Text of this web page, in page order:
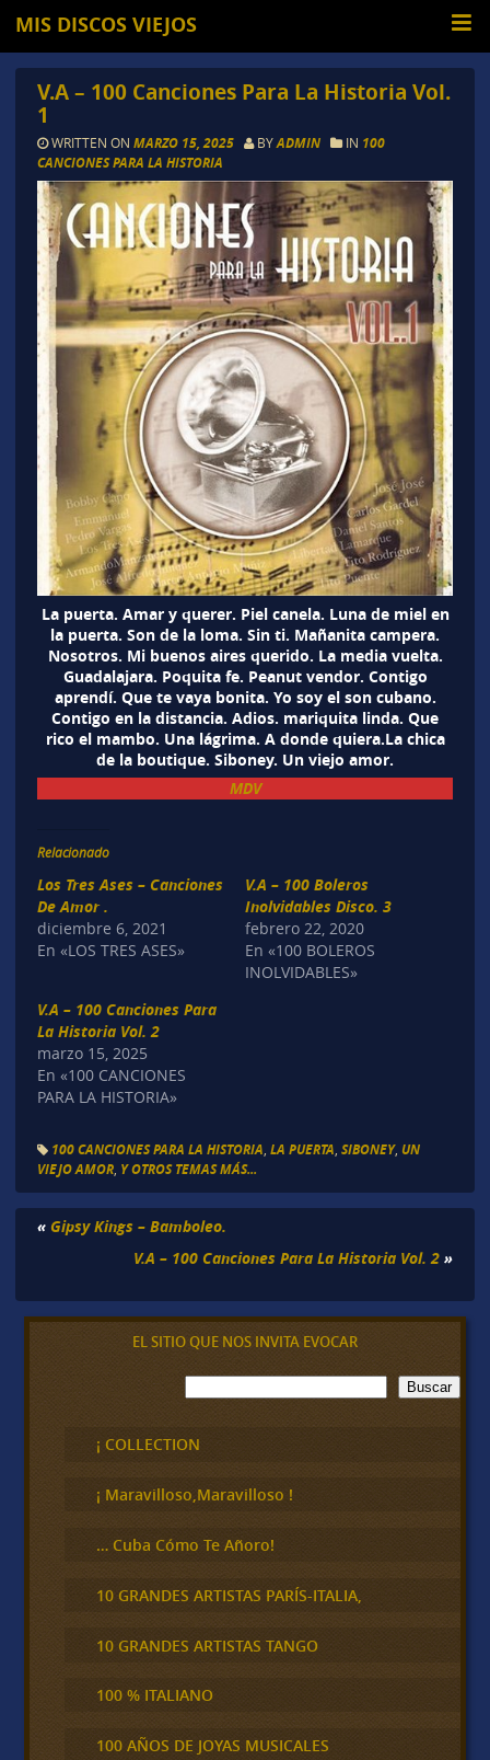
MIS DISCOS VIEJOS
V.A – 100 Canciones Para La Historia Vol.
1
WRITTEN ON MARZO 15, 2025 BYADMIN IN 100
CANCIONES PARA LA HISTORIA
La puerta. Amar y querer. Piel canela. Luna de miel en
la puerta. Son de la loma. Sin ti. Mañanita campera.
Nosotros. Mi buenos aires querido. La media vuelta.
Guadalajara. Poquita fe. Peanut vendor. Contigo
aprendí. Que te vaya bonita. Yo soy el son cubano.
Contigo en la distancia. Adios. mariquita linda. Que
rico el mambo. Una lágrima. A donde quiera.La chica
de la boutique. Siboney. Un viejo amor.
MDV
Relacionado
Los Tres Ases – Canciones
De Amor .
diciembre 6, 2021
En «LOS TRES ASES»
V.A – 100 Boleros
Inolvidables Disco. 3
febrero 22, 2020
En «100 BOLEROS
INOLVIDABLES»
V.A – 100 Canciones Para
La Historia Vol. 2
marzo 15, 2025
En «100 CANCIONES
PARA LA HISTORIA»
100 CANCIONES PARA LA HISTORIA LA PUERTA SIBONEY, UN
VIEJO AMOR, Y OTROS TEMAS MÁS...
« Gipsy Kings – Bamboleo.
V.A – 100 Canciones Para La Historia Vol. 2 »
EL SITIO QUE NOS INVITA EVOCAR
B
u
c
a
Buscar
¡ COLLECTION
¡ Maravilloso,Maravilloso !
… Cuba Cómo Te Añoro!
10 GRANDES ARTISTAS PARÍS-ITALIA,
10 GRANDES ARTISTAS TANGO
100 % ITALIANO
100 AÑOS DE JOYAS MUSICALES